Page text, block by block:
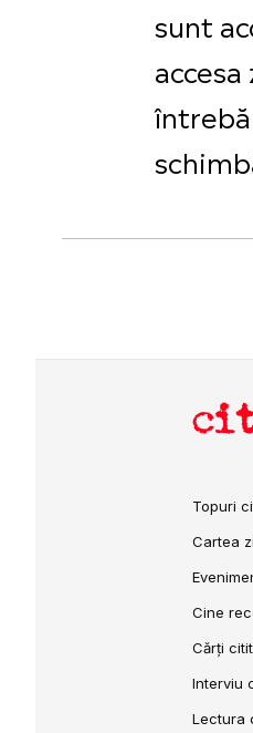
sunt
Topuri
Cartea
Cine
Cărți
Interviu
Lectura